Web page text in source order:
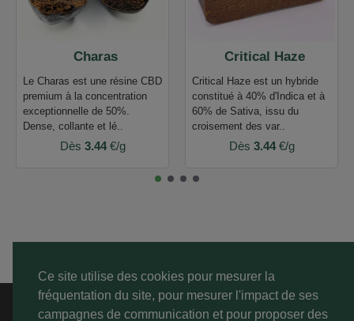
Ce site utilise des cookies pour mesurer la
fréquentation du site, pour mesurer l'impact de ses
campagnes de communication et pour proposer des
Charas
Le Charas est une résine CBD
premium à la concentration
exceptionnelle de 50%.
Dense, collante et lé..
Dès 3.44€/g
Critical Haze
Critical Haze est un hybride
constitué à 40% d'Indica et à
60% de Sativa, issu du
croisement des var..
Dès 3.44€/g
A PROPOS